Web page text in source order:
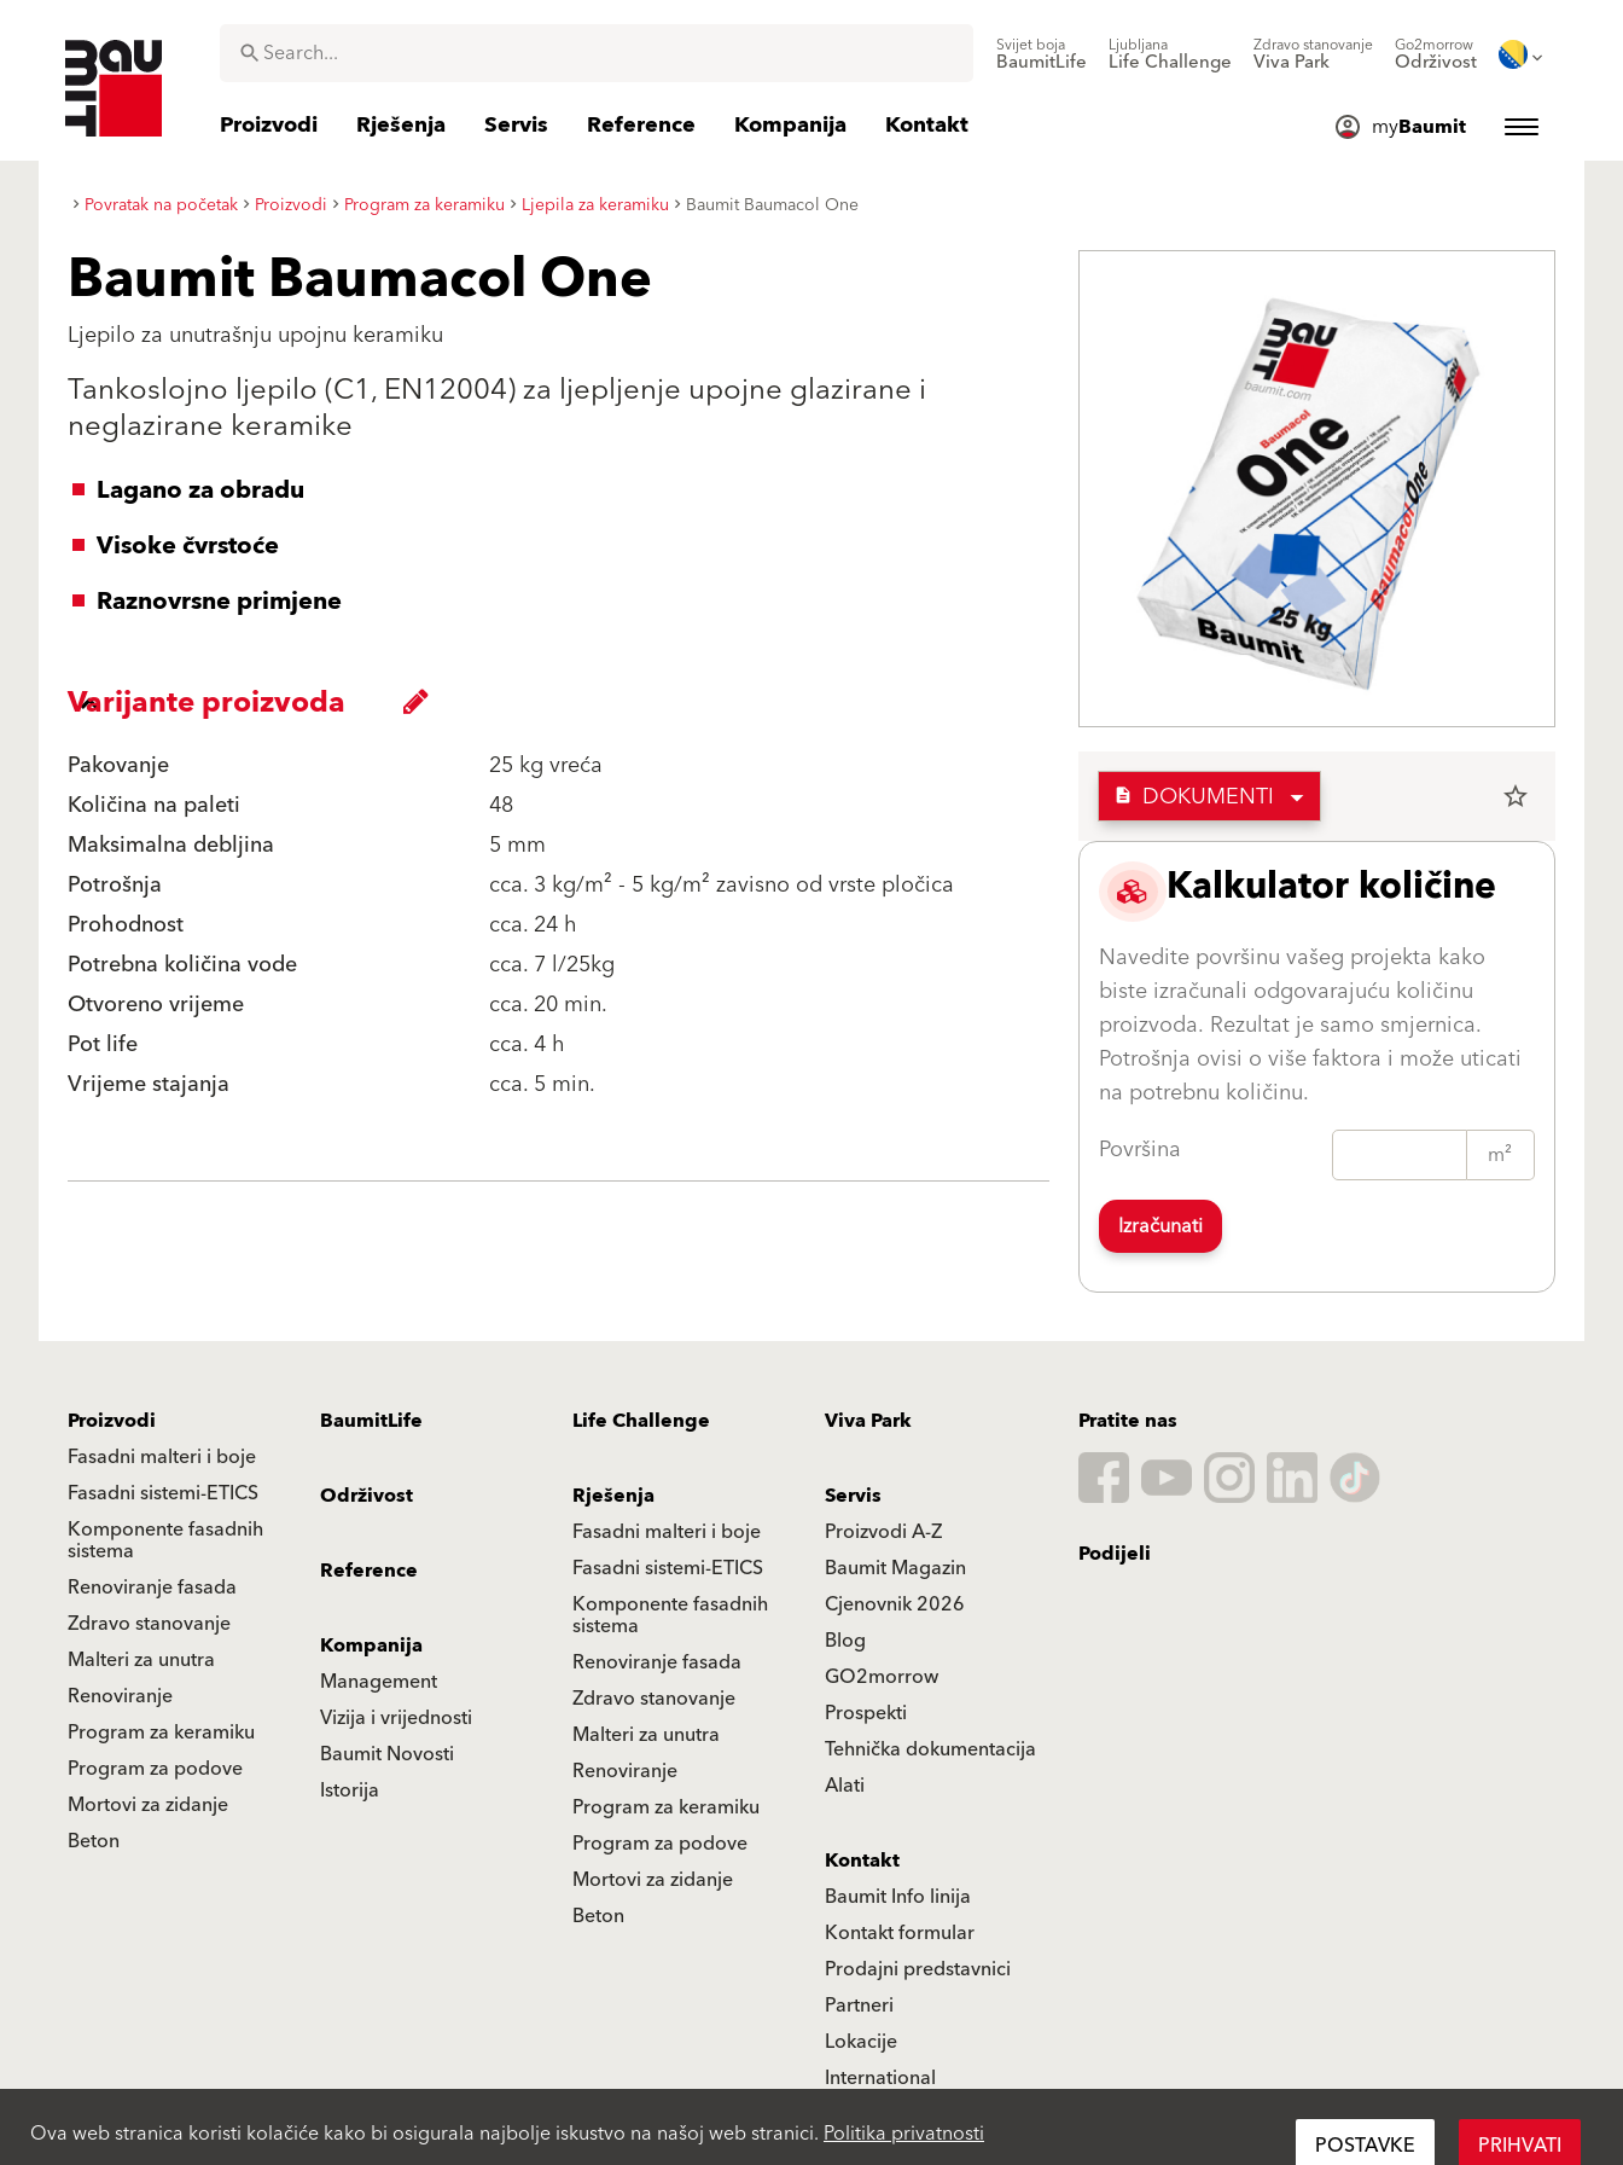
Svijet boja
BaumitLife
Ljubljana
Life Challenge
Zdravo stanovanje
Viva Park
Go2morrow
Održivost
Proizvodi Rješenja Servis Reference Kompanija Kontakt myBaumit
Povratak na početak Proizvodi Program za keramiku Ljepila za keramiku Baumit Baumacol One
Baumit Baumacol One
Ljepilo za unutrašnju upojnu keramiku
Tankoslojno ljepilo (C1, EN12004) za ljepljenje upojne glazirane i
neglazirane keramike
Lagano za obradu
Visoke čvrstoće
Raznovrsne primjene
Varijante proizvoda
Pakovanje
25 kg vreća
Količina na paleti
48
Maksimalna debljina
5 mm
Potrošnja
cca. 3 kg/m² - 5 kg/m² zavisno od vrste pločica
Prohodnost
cca. 24 h
Potrebna količina vode
cca. 7 l/25kg
Otvoreno vrijeme
cca. 20 min.
Pot life
cca. 4 h
Vrijeme stajanja
cca. 5 min.
description DOKUMENTI star_border
Kalkulator količine
Navedite površinu vašeg projekta kako
biste izračunali odgovarajuću količinu
proizvoda. Rezultat je samo smjernica.
Potrošnja ovisi o više faktora i može uticati
na potrebnu količinu.
Površina
m²
Izračunati
Proizvodi
Fasadni malteri i boje
Fasadni sistemi-ETICS
Komponente fasadnih
sistema
Renoviranje fasada
Zdravo stanovanje
Malteri za unutra
Renoviranje
Program za keramiku
Program za podove
Mortovi za zidanje
Beton
BaumitLife Life Challenge Viva Park
Održivost
Rješenja
Fasadni malteri i boje
Fasadni sistemi-ETICS
Komponente fasadnih
sistema
Renoviranje fasada
Zdravo stanovanje
Malteri za unutra
Renoviranje
Program za keramiku
Program za podove
Mortovi za zidanje
Beton
Servis
Proizvodi A-Z
Baumit Magazin
Cjenovnik 2026
Blog
GO2morrow
Prospekti
Tehnička dokumentacija
Alati
Reference
Kompanija
Management
Vizija i vrijednosti
Baumit Novosti
Istorija
Kontakt
Baumit Info linija
Kontakt formular
Prodajni predstavnici
Partneri
Lokacije
International
Pratite nas
Podijeli
Pravila privatnosti
Ova web stranica koristi kolačiće kako bi osigurala najbolje iskustvo na našoj web stranici.Politika privatnosti POSTAVKE PRIHVATI